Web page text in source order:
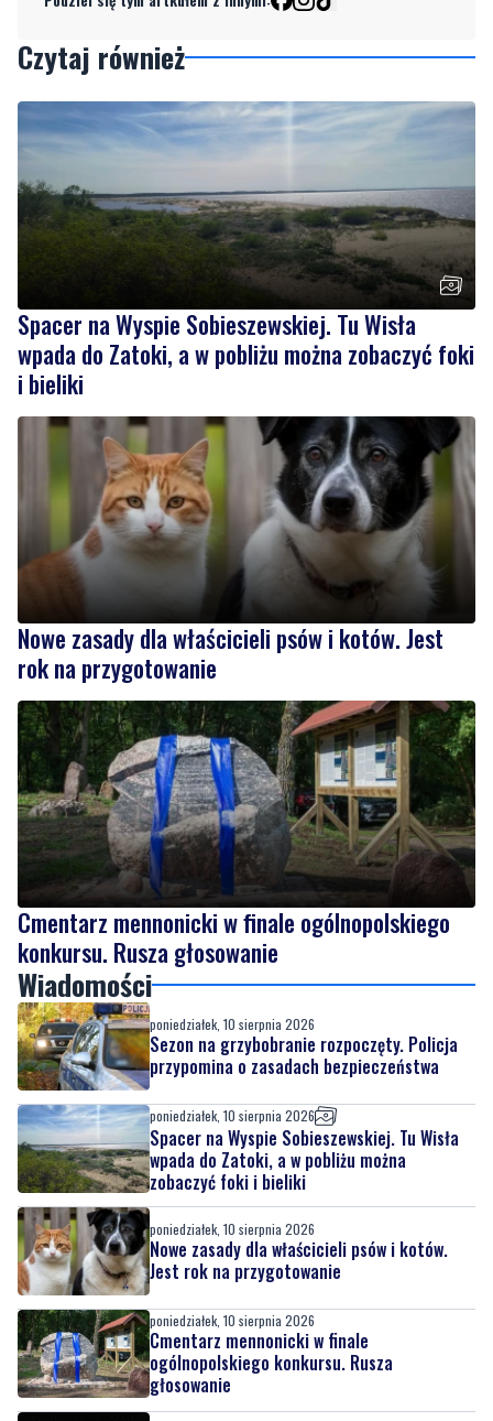
Czytaj również
Spacer na Wyspie Sobieszewskiej. Tu Wisła
wpada do Zatoki, a w pobliżu można zobaczyć foki
i bieliki
Nowe zasady dla właścicieli psów i kotów. Jest
rok na przygotowanie
Cmentarz mennonicki w finale ogólnopolskiego
konkursu. Rusza głosowanie
Wiadomości
poniedziałek, 10 sierpnia 2026
Sezon na grzybobranie rozpoczęty. Policja
przypomina o zasadach bezpieczeństwa
poniedziałek, 10 sierpnia 2026
Spacer na Wyspie Sobieszewskiej. Tu Wisła
wpada do Zatoki, a w pobliżu można
zobaczyć foki i bieliki
poniedziałek, 10 sierpnia 2026
Nowe zasady dla właścicieli psów i kotów.
Jest rok na przygotowanie
poniedziałek, 10 sierpnia 2026
Cmentarz mennonicki w finale
ogólnopolskiego konkursu. Rusza
głosowanie